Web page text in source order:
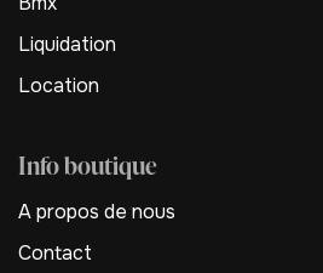
Liquidation
Location
Info boutique
A propos de nous
Contact